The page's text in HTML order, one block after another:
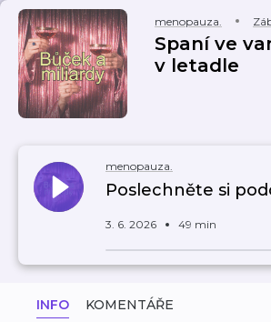
menopauza.
Spaní ve
v letadle
menopauza.
Poslechněte si
3. 6. 2026 49 min
INFO KOMENTÁŘE